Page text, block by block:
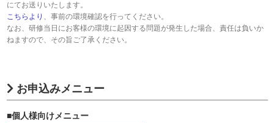
にてお送りいたします。
こちらより 、事前の環境確認を行ってください。
なお、研修当日にお客様の環境に起因する問題が発生した場合、責任は負いか
ねますので、その旨ご了承ください。
お申込みメニュー
■個人様向けメニュー